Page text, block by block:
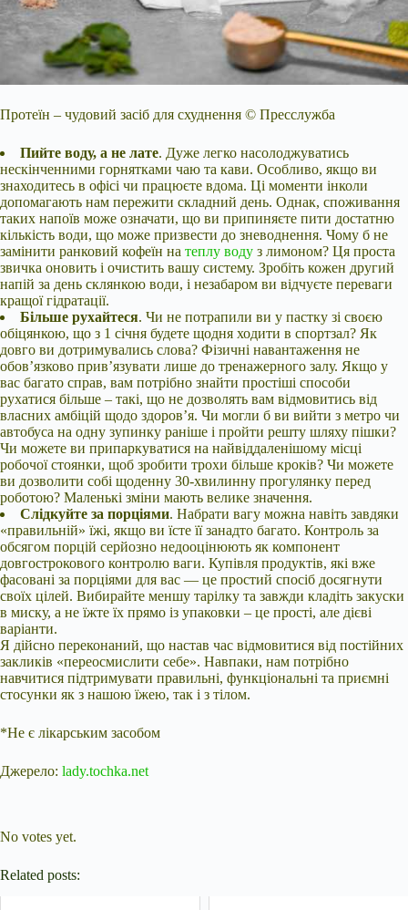
Протеїн – чудовий засіб для схуднення © Пресслужба
Пийте воду, а не лате. Дуже легко насолоджуватись
нескінченними горнятками чаю та кави. Особливо, якщо ви
знаходитесь в офісі чи працюєте вдома. Ці моменти інколи
допомагають нам пережити складний день. Однак, споживання
таких напоїв може означати, що ви припиняєте пити достатню
кількість води, що може призвести до зневоднення. Чому б не
замінити ранковий кофеїн на теплу воду з лимоном? Ця проста
звичка оновить і очистить вашу систему. Зробіть кожен другий
напій за день склянкою води, і незабаром ви відчуєте переваги
кращої гідратації.
Більше рухайтеся. Чи не потрапили ви у пастку зі своєю
обіцянкою, що з 1 січня будете щодня ходити в спортзал? Як
довго ви дотримувались слова? Фізичні навантаження не
обов’язково прив’язувати лише до тренажерного залу. Якщо у
вас багато справ, вам потрібно знайти простіші способи
рухатися більше – такі, що не дозволять вам відмовитись від
власних амбіцій щодо здоров’я. Чи могли б ви вийти з метро чи
автобуса на одну зупинку раніше і пройти решту шляху пішки?
Чи можете ви припаркуватися на найвіддаленішому місці
робочої стоянки, щоб зробити трохи більше кроків? Чи можете
ви дозволити собі щоденну 30-хвилинну прогулянку перед
роботою? Маленькі зміни мають велике значення.
Слідкуйте за порціями. Набрати вагу можна навіть завдяки
«правильній» їжі, якщо ви їсте її занадто багато. Контроль за
обсягом порцій серйозно недооцінюють як компонент
довгострокового контролю ваги. Купівля продуктів, які вже
фасовані за порціями для вас — це простий спосіб досягнути
своїх цілей. Вибирайте меншу тарілку та завжди кладіть закуски
в миску, а не їжте їх прямо із упаковки – це прості, але дієві
варіанти.
Я дійсно переконаний, що настав час відмовитися від постійних
закликів «переосмислити себе». Навпаки, нам потрібно
навчитися підтримувати правильні, функціональні та приємні
стосунки як з нашою їжею, так і з тілом.
*Не є лікарським засобом
Джерело: lady.tochka.net
No votes yet.
Related posts: